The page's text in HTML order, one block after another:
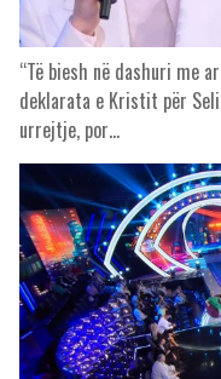
“Të biesh në dashuri me
deklarata e Kristit për
urrejtje, por…